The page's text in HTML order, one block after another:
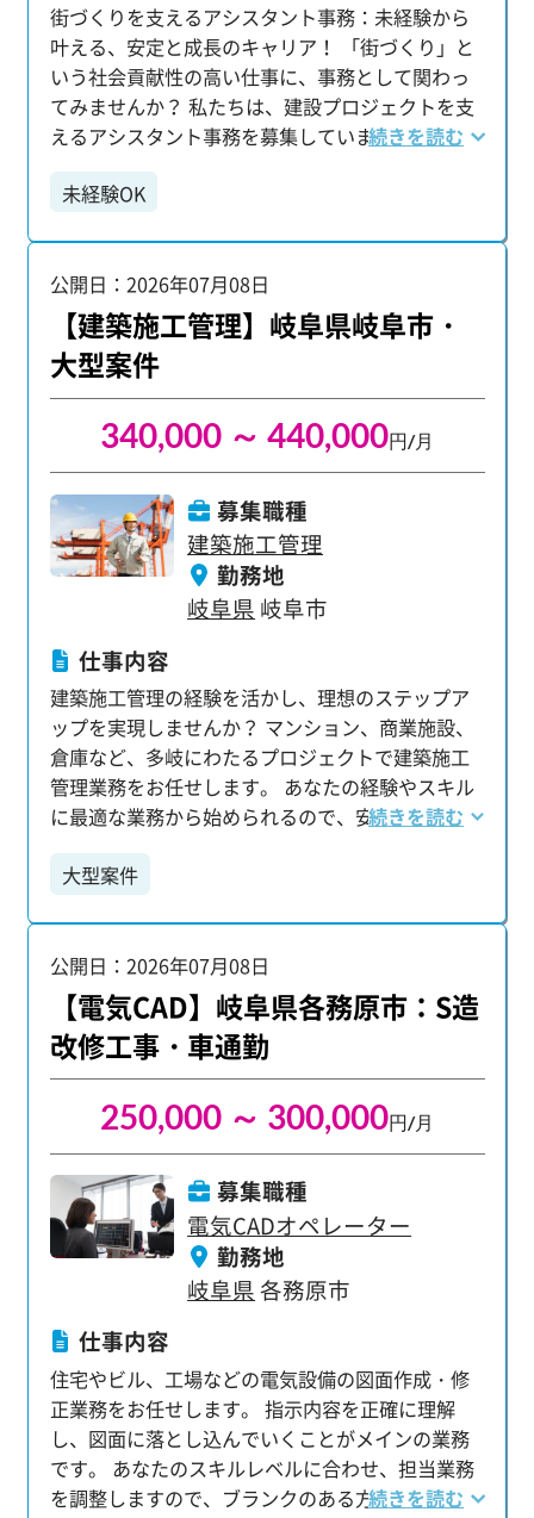
街づくりを支えるアシスタント事務：未経験から
叶える、安定と成長のキャリア！ 「街づくり」と
いう社会貢献性の高い仕事に、事務として関わっ
てみませんか？ 私たちは、建設プロジェクトを支
えるアシスタント事務を募集しています。 未経験
からでも、着実にキャリアアップと収入アップを
実現できる環境です。 実際に、未経験入社から入
円を達成した社員もいます。 【あなたにお任せす
る業務】 プロジェクトの管理メンバーをサポート
する、幅広い業務です。 ・書類の整理やファイリ
ング ・建物の写真撮影 ・工事の進捗や作業品質の
チェック ・スケジュール調整 ・図面チェック ・打
ち合わせ ・工事全体の計画・調整 など 入社後はま
サポート業務を通して、現場や仕事の流れをじっ
くり学べます。 将来的には、プロジェクト全体の
進行管理を担うプロを目指せるチャンスです。 大
手・優良企業のビッグプロジェクトに多数携われ
るのも魅力です。 【未経験者も安心！充実のサポ
ート体制】 「建設業界は初めて…」という方もご
安心ください。 当社は毎年約2000名の未経験者を
採用しており、育成体制には自信があります。 ほ
ぼ100％WEBでのリモート研修：タブレット支給
で、建設業界の基礎知識、業界用語、ビジネスマ
ナー、最先端システムまで幅広く学べます。 マン
ツーマンのフォロー担当：仕事の不安やキャリア
の希望など、専任の担当が徹底的にサポートしま
す。 【プライベートも充実！理想のワークライフ
125日 ・平均残業時間16.36時間 ・有給平均取得日
数10.95日 仕事とプライベートのバランスを大切に
しながら、一人前のプロジェクト管理者として成
長できる場所がここにあります。 経験・学歴は一
切不問。高卒の方も、大卒・第二新卒の方も、意
欲があれば大歓迎です。 職人や作業員経験、住宅
分野経験のみの方でも歓迎！ 施工管理や図面
（CAD）の経験がない方でも挑戦いただけます！
続きを読む
未経験OK
公開日：2026年07月08日
【建築施工管理】岐阜県岐阜市・
大型案件
340,000 ～ 440,000円/月
募集職種
建築施工管理
勤務地
岐阜県 岐阜市
仕事内容
建築施工管理の経験を活かし、理想のステップア
ップを実現しませんか？ マンション、商業施設、
倉庫など、多岐にわたるプロジェクトで建築施工
管理業務をお任せします。 あなたの経験やスキル
に最適な業務から始められるので、安心して活躍
いただけます。 【主な業務内容】 ・工程・安全・
品質・原価の各種管理を含む現場全体のマネジメ
施工中の写真撮影および整理・管理 ・施工計画書
や報告書など、各種書類の作成 【配属後も安心の
サポート体制】 配属後も専任の担当者が定期的に
現場を訪問し、業務上のトラブルや課題がないか
を確認。 困りごとがあればすぐに相談できる環境
を整え、安心して業務に集中できるようフォロー
続きを読む
大型案件
公開日：2026年07月08日
【電気CAD】岐阜県各務原市：S造
改修工事・車通勤
250,000 ～ 300,000円/月
募集職種
電気CADオペレーター
勤務地
岐阜県各務原市
仕事内容
住宅やビル、工場などの電気設備の図面作成・修
正業務をお任せします。 指示内容を正確に理解
し、図面に落とし込んでいくことがメインの業務
です。 あなたのスキルレベルに合わせ、担当業務
を調整しますので、ブランクのある方もご安心く
続きを読む